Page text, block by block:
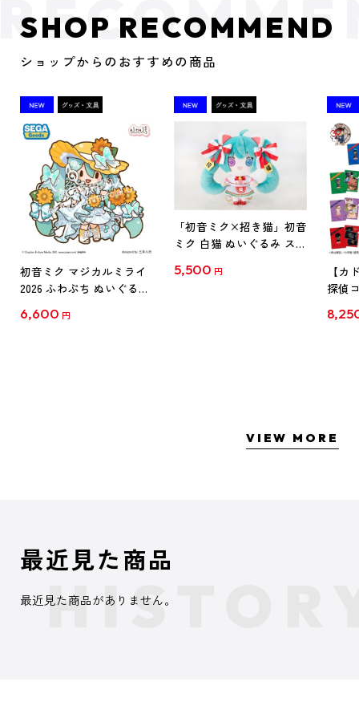
SHOP RECOMMEND
ショップからのおすすめの商品
初音ミク マジカルミライ
2026 ふわぷち ぬいぐるみ
6,600 円
「初音ミク×招き猫」初音
ミク 白猫 ぬいぐるみ スタ
5,500 円
【カ
探偵
クリ
VIEW MORE
最近見た商品
最近見た商品がありません。